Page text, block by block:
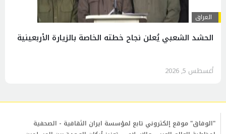
العراق
الحشد الشعبي يُعلن نجاح خطته الخاصة بالزيارة الأربعينية
أغسطس 5, 2026
"الوفاق" موقع إلكتروني تابع لمؤسسة ايران الثقافية - الصحفية